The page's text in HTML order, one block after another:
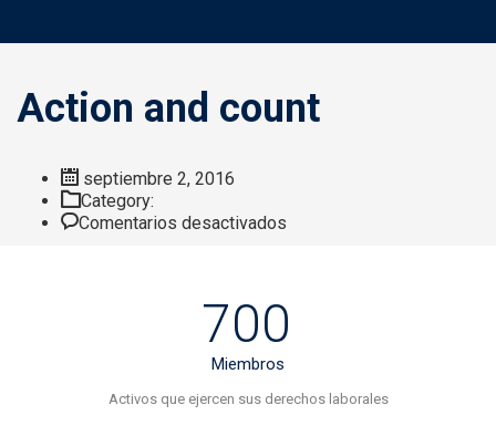
Action and count
septiembre 2, 2016
Category:
Comentarios desactivados
700
Miembros
Activos que ejercen sus derechos laborales